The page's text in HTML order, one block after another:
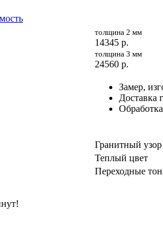
толщина 2 мм
14345 р.
толщина 3 мм
24560 р.
Замер,
Доставка
Гранитный узор
Теплый цвет
Переходные